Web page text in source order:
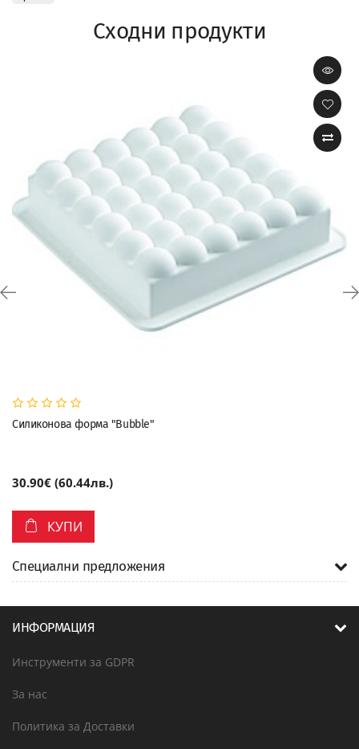
Сходни продукти
Силиконова форма "Bubble"
30.90€ (60.44лв.)
КУПИ
Специални предложения
ИНФОРМАЦИЯ
Инструменти за GDPR
За нас
Политика за Доставки